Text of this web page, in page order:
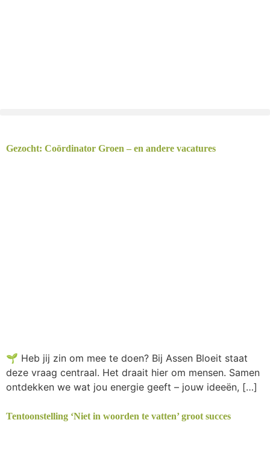
Gezocht: Coördinator Groen – en andere vacatures
🌱 Heb jij zin om mee te doen? Bij Assen Bloeit staat
deze vraag centraal. Het draait hier om mensen. Samen
ontdekken we wat jou energie geeft – jouw ideeën, […]
Tentoonstelling ‘Niet in woorden te vatten’ groot succes